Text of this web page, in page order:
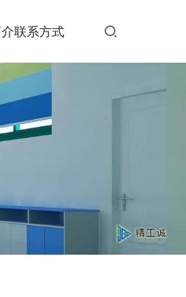
联系方式